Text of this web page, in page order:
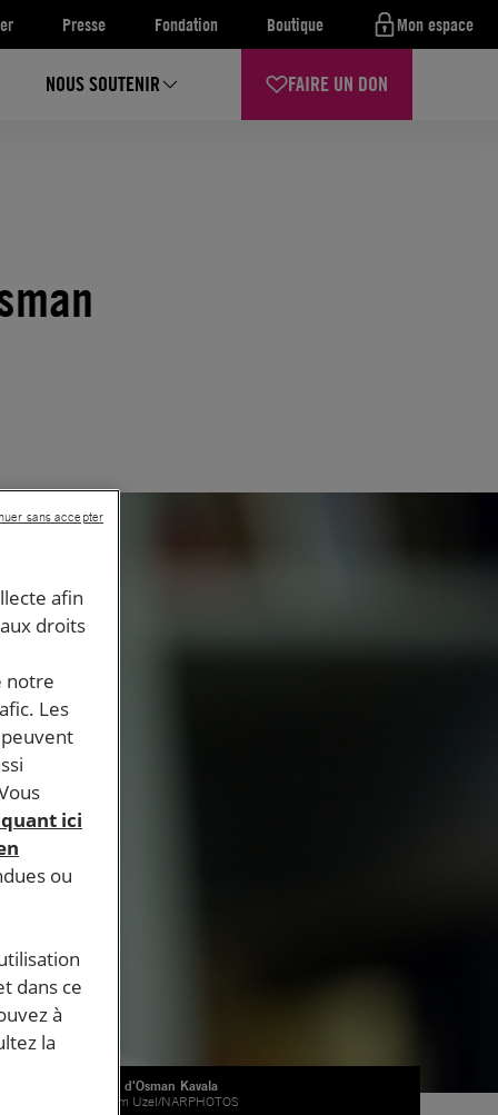
Presse Fondation Boutique Mon espace
NOUS SOUTENIR FAIRE UN DON
Portrait d'Osman Kavala
© Kerem Uzel/NARPHOTOS
afin
droits
notre
Les
ici
ou
dans ce
à
la
sans accepter